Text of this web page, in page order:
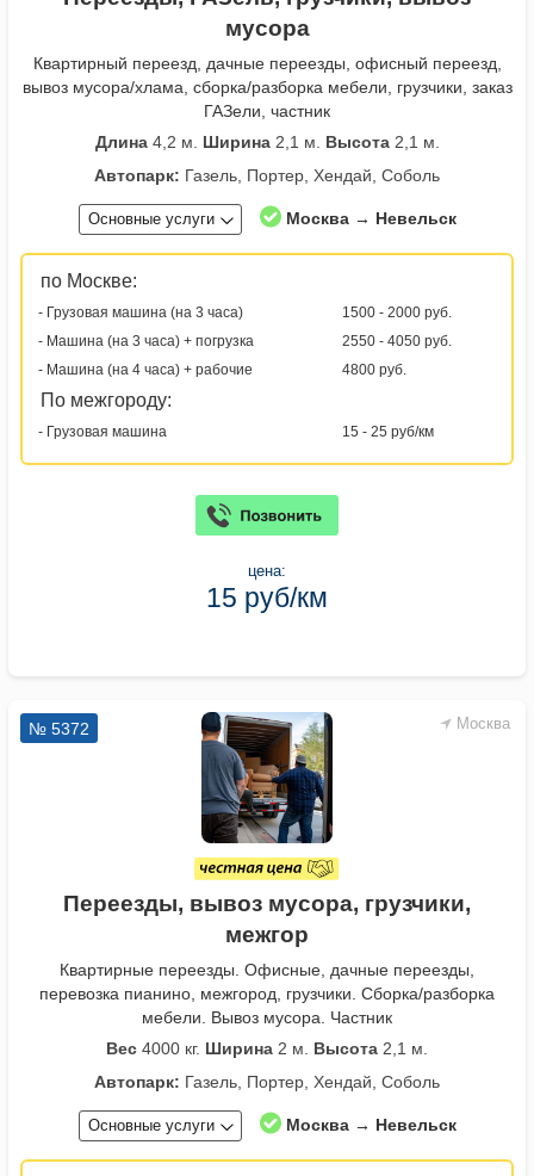
мусора
Квартирный переезд, дачные переезды, офисный переезд,
вывоз мусора/хлама, сборка/разборка мебели, грузчики, заказ
ГАЗели, частник
Длина4,2 м. Ширина2,1 м. Высота2,1 м.
Автопарк: Газель, Портер, Хендай, Соболь
Основные услуги Москва → Невельск
по Москве:
- Грузовая машина (на 3 часа)
1500 - 2000 руб.
- Машина (на 3 часа) + погрузка
2550 - 4050 руб.
- Машина (на 4 часа) + рабочие
4800 руб.
По межгороду:
- Грузовая машина 15 - 25 руб/км
цена:
15 руб/км
Москва
№ 5372
Переезды, вывоз мусора, грузчики,
межгор
Квартирные переезды. Офисные, дачные переезды,
перевозка пианино, межгород, грузчики. Сборка/разборка
мебели. Вывоз мусора. Частник
Вес 4000 кг. Ширина 2 м. Высота 2,1 м.
Автопарк: Газель, Портер, Хендай, Соболь
Основные услуги Москва → Невельск